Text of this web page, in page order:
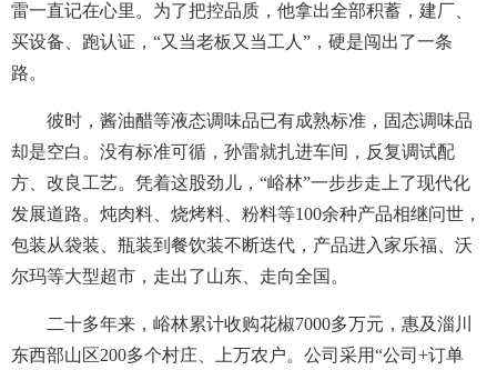
雷一直记在心里。为了把控品质，他拿出全部积蓄，建厂、
买设备、跑认证，“又当老板又当工人”，硬是闯出了一条
路。
彼时，酱油醋等液态调味品已有成熟标准，固态调味品
却是空白。没有标准可循，孙雷就扎进车间，反复调试配
方、改良工艺。凭着这股劲儿，“峪林”一步步走上了现代化
发展道路。炖肉料、烧烤料、粉料等100余种产品相继问世，
包装从袋装、瓶装到餐饮装不断迭代，产品进入家乐福、沃
尔玛等大型超市，走出了山东、走向全国。
二十多年来，峪林累计收购花椒7000多万元，惠及淄川
东西部山区200多个村庄、上万农户。公司采用“公司+订单